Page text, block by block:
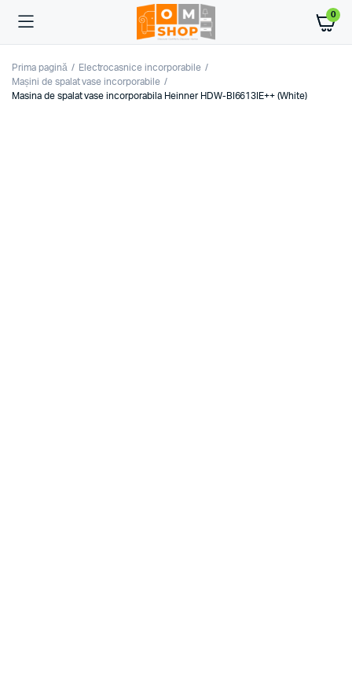
0
Prima pagină
Electrocasnice incorporabile
Mașini de spalat vase incorporabile
Masina de spalat vase incorporabila Heinner HDW-BI6613IE++ (White)